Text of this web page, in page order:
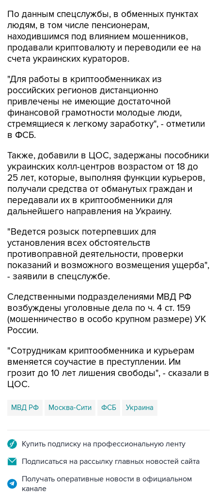
По данным спецслужбы, в обменных пунктах
людям, в том числе пенсионерам,
находившимся под влиянием мошенников,
продавали криптовалюту и переводили ее на
счета украинских кураторов.
"Для работы в криптообменниках из
российских регионов дистанционно
привлечены не имеющие достаточной
финансовой грамотности молодые люди,
стремящиеся к легкому заработку", - отметили
в ФСБ.
Также, добавили в ЦОС, задержаны пособники
украинских колл-центров возрастом от 18 до
25 лет, которые, выполняя функции курьеров,
получали средства от обманутых граждан и
передавали их в криптообменники для
дальнейшего направления на Украину.
"Ведется розыск потерпевших для
установления всех обстоятельств
противоправной деятельности, проверки
показаний и возможного возмещения ущерба",
- заявили в спецслужбе.
Следственными подразделениями МВД РФ
возбуждены уголовные дела по ч. 4 ст. 159
(мошенничество в особо крупном размере) УК
России.
"Сотрудникам криптообменника и курьерам
вменяется соучастие в преступлении. Им
грозит до 10 лет лишения свободы", - сказали в
ЦОС.
МВД РФ Москва-Сити ФСБ Украина
Купить подписку на профессиональную ленту
Подписаться на рассылку главных новостей сайта
Получать оперативные новости в официальном
канале